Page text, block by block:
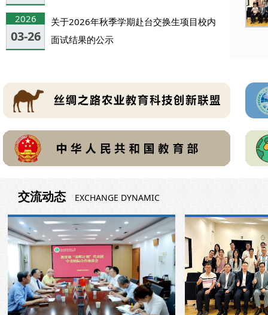
2026
03-26
关于2026年秋季学期赴台交换生项目校内
面试结果的公示
交流动态 EXCHANGE DYNAMIC